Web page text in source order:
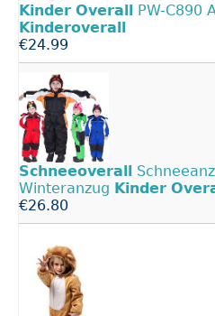
Kinder Overall PW-C890
Kinderoverall
€24.99
Schneeoverall
Winteranzug Kinder
€26.80